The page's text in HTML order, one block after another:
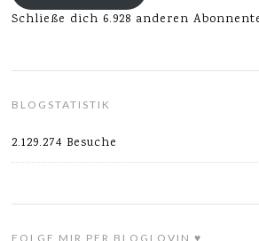
Schließe dich 6.928 anderen
BLOGSTATISTIK
2.129.274 Besuche
FOLGE MIR PER BLOGLOVIN ♥